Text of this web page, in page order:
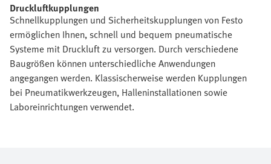
Druckluftkupplungen
Schnellkupplungen und Sicherheitskupplungen von Festo
ermöglichen Ihnen, schnell und bequem pneumatische
Systeme mit Druckluft zu versorgen. Durch verschiedene
Baugrößen können unterschiedliche Anwendungen
angegangen werden. Klassischerweise werden Kupplungen
bei Pneumatikwerkzeugen, Halleninstallationen sowie
Laboreinrichtungen verwendet.